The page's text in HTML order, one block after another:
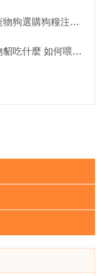
給寵物狗選購狗糧注意事項
寵物貂吃什麼 如何喂養寵物貂